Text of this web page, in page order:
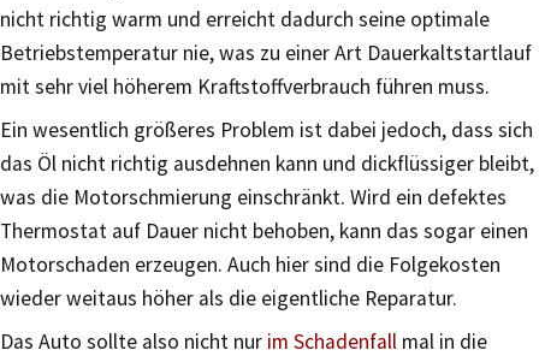
nicht richtig warm und erreicht dadurch seine optimale
Betriebstemperatur nie, was zu einer Art Dauerkaltstartlauf
mit sehr viel höherem Kraftstoffverbrauch führen muss.
Ein wesentlich größeres Problem ist dabei jedoch, dass sich
das Öl nicht richtig ausdehnen kann und dickflüssiger bleibt,
was die Motorschmierung einschränkt. Wird ein defektes
Thermostat auf Dauer nicht behoben, kann das sogar einen
Motorschaden erzeugen. Auch hier sind die Folgekosten
wieder weitaus höher als die eigentliche Reparatur.
Das Auto sollte also nicht nur im Schadenfall mal in die